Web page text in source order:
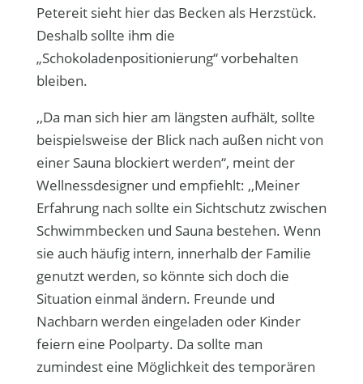
Petereit sieht hier das Becken als Herzstück.
Deshalb sollte ihm die
„Schokoladenpositionierung“ vorbehalten
bleiben.
,,Da man sich hier am längsten aufhält, soll­te
beispielsweise der Blick nach außen nicht von
einer Sauna blockiert werden“, meint der
Wellness­designer und empfiehlt: ,,Meiner
Erfahrung nach sollte ein Sichtschutz zwischen
Schwimmbecken und Sauna bestehen. Wenn
sie auch häufig intern, innerhalb der Familie
genutzt werden, so könnte sich doch die
Situation einmal ändern. Freunde und
Nachbarn werden eingeladen oder Kinder
feiern eine Poolparty. Da sollte man
zumindest eine Möglich­keit des temporären